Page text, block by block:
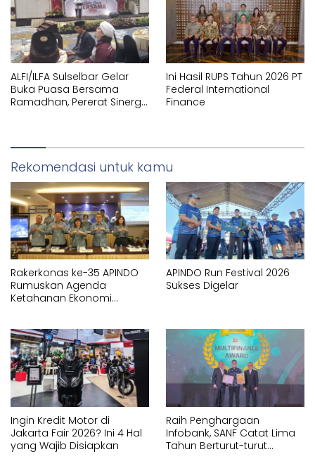
ALFI/ILFA Sulselbar Gelar
Buka Puasa Bersama
Ramadhan, Pererat Sinergi
Ini Hasil RUPS Tahun 2026 PT
Federal International
Finance
Rekomendasi untuk kamu
Rakerkonas ke-35 APINDO
Rumuskan Agenda
Ketahanan Ekonomi
APINDO Run Festival 2026
Sukses Digelar
Ingin Kredit Motor di
Jakarta Fair 2026? Ini 4 Hal
yang Wajib Disiapkan
Raih Penghargaan
Infobank, SANF Catat Lima
Tahun Berturut-turut